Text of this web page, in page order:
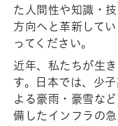
た人間性や知識・
方向へと革新して
ってください。
近年、私たちが生
す。日本では、少
よる豪雨・豪雪な
備したインフラの